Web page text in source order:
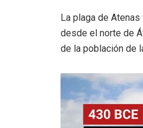
La plaga de
desde el norte de
de la población de